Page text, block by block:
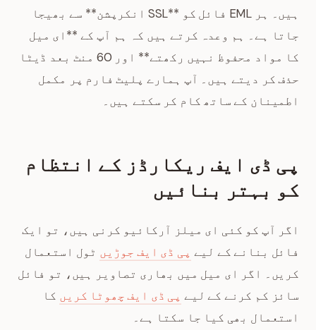
ہیں۔ ہر EML فائل کو **SSL انکرپشن** سے بھیجا
جاتا ہے۔ ہم وعدہ کرتے ہیں کہ ہم آپ کے **ای میل
کا مواد محفوظ نہیں رکھتے** اور 60 منٹ بعد ڈیٹا
حذف کر دیتے ہیں۔ آپ ہمارے پلیٹ فارم پر مکمل
اطمینان کے ساتھ کام کر سکتے ہیں۔
پی ڈی ایف ریکارڈز کے انتظام
کو بہتر بنائیں
اگر آپ کو کئی ای میلز آرکائیو کرنی ہیں، تو ایک
فائل بنانے کے لیے پی ڈی ایف جوڑیں ٹول استعمال
کریں۔ اگر ای میل میں بھاری تصاویر ہیں، تو فائل
سائز کم کرنے کے لیے پی ڈی ایف چھوٹا کریں کا
استعمال بھی کیا جا سکتا ہے۔